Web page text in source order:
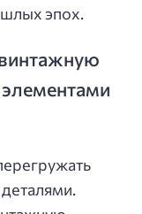
эпох.